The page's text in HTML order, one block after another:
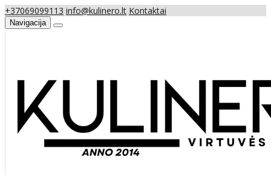
+37069099113 info@kulinero.lt Kontaktai
Navigacija